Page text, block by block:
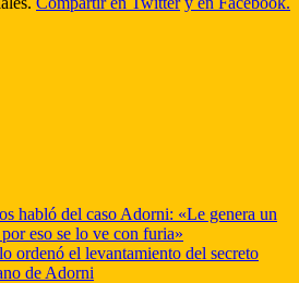
habló del caso Adorni: «Le genera un
eso se lo ve con furia»
ordenó el levantamiento del secreto
de Adorni